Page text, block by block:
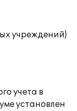
учреждений)
учета в
установлен